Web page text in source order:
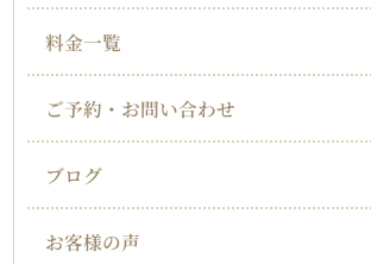
料金一覧
ご予約・お問い合わせ
ブログ
お客様の声